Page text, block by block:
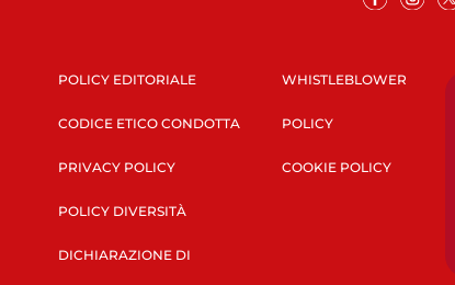
POLICY EDITORIALE
CODICE ETICO CONDOTTA
PRIVACY POLICY
POLICY DIVERSITÀ
DICHIARAZIONE DI
WHISTLEBLOWER
POLICY
COOKIE POLICY